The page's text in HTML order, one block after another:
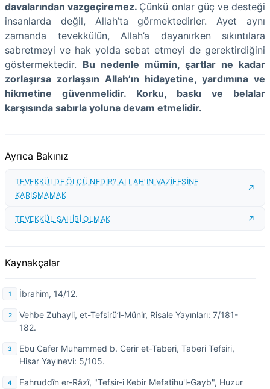
davalarından vazgeçiremez. Çünkü onlar güç ve desteği
insanlarda değil, Allah’ta görmektedirler. Ayet aynı
zamanda tevekkülün, Allah’a dayanırken sıkıntılara
sabretmeyi ve hak yolda sebat etmeyi de gerektirdiğini
göstermektedir. Bu nedenle mümin, şartlar ne kadar
zorlaşırsa zorlaşsın Allah’ın hidayetine, yardımına ve
hikmetine güvenmelidir. Korku, baskı ve belalar
karşısında sabırla yoluna devam etmelidir.
Ayrıca Bakınız
TEVEKKÜLDE ÖLÇÜ NEDİR? ALLAH'IN VAZİFESİNE
KARIŞMAMAK
TEVEKKÜL SAHİBİ OLMAK
Kaynakçalar
İbrahim, 14/12.
Vehbe Zuhayli, et-Tefsirü’l-Münir, Risale Yayınları: 7/181-
182.
Ebu Cafer Muhammed b. Cerir et-Taberi, Taberi Tefsiri,
Hisar Yayınevi: 5/105.
Fahruddîn er-Râzî, "Tefsir-i Kebir Mefatihu'l-Gayb", Huzur